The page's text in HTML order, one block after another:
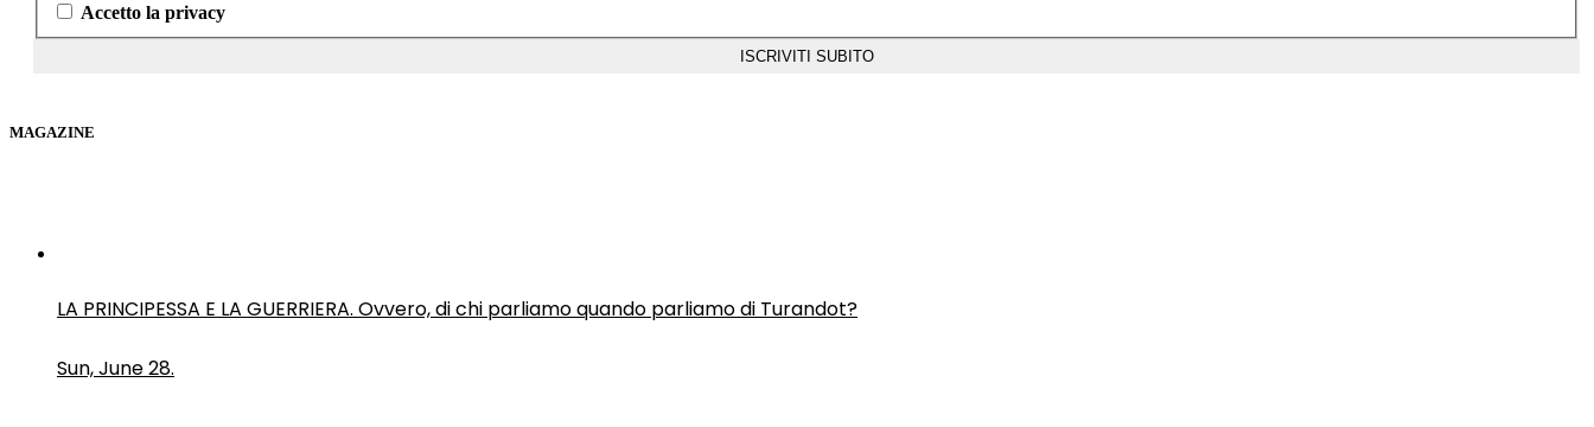
Accetto la privacy
MAGAZINE
LA PRINCIPESSA E LA GUERRIERA. Ovvero, di chi parliamo quando parliamo di Turandot?
Sun, June 28.